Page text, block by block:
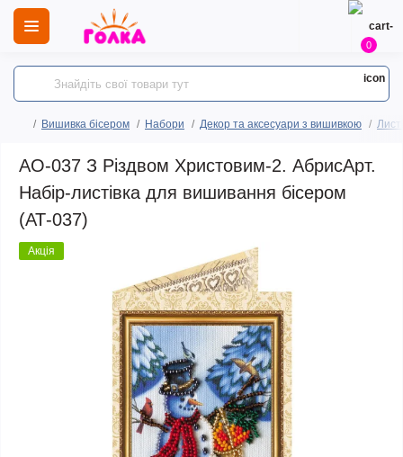
0
Вишивка бісером Набори Декор та аксесуари з вишивкою
AO-037 З Різдвом Христовим-2. АбрисАрт.
Набір-листівка для вишивання бісером
(АТ-037)
Акція